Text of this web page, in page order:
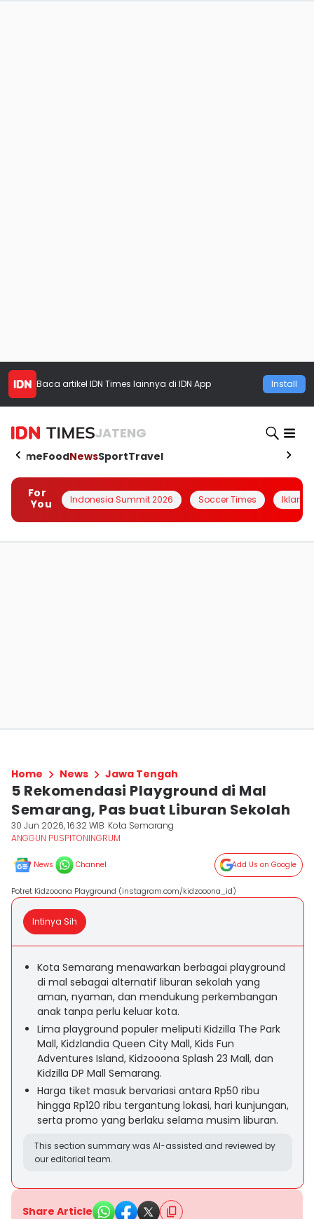
Baca artikel IDN Times lainnya di IDN App Install
JATENG
HomeFoodNewsSportTravel
For
You
Indonesia Summit 2026 Soccer Times Iklanin
Home News Jawa Tengah
5 Rekomendasi Playground di Mal
Semarang, Pas buat Liburan Sekolah
30 Jun 2026, 16:32 WIB Kota Semarang
ANGGUN PUSPITONINGRUM
News Channel Add Us on Google
Potret Kidzooona Playground (instagram.com/kidzooona_id)
Intinya Sih
Kota Semarang menawarkan berbagai playground
di mal sebagai alternatif liburan sekolah yang
aman, nyaman, dan mendukung perkembangan
anak tanpa perlu keluar kota.
Lima playground populer meliputi Kidzilla The Park
Mall, Kidzlandia Queen City Mall, Kids Fun
Adventures Island, Kidzooona Splash 23 Mall, dan
Kidzilla DP Mall Semarang.
Harga tiket masuk bervariasi antara Rp50 ribu
hingga Rp120 ribu tergantung lokasi, hari kunjungan,
serta promo yang berlaku selama musim liburan.
This section summary was AI-assisted and reviewed by
our editorial team.
Share Article